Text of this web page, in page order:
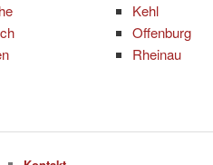
Kehl
Offenburg
Rheinau